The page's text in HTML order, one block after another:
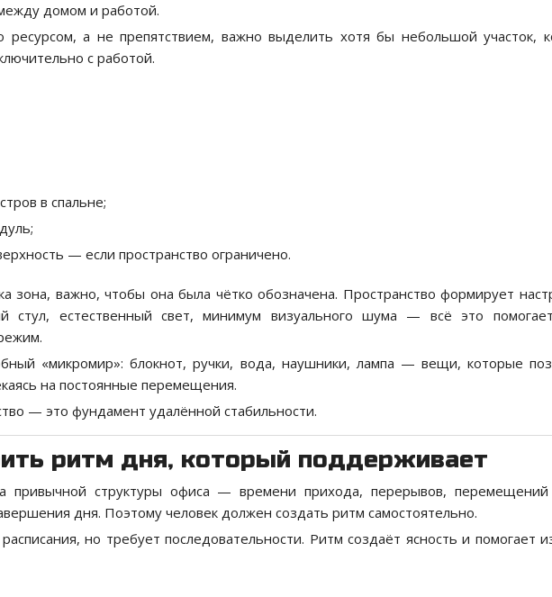
домом и работой.
ресурсом, а не препятствием, важно выделить хотя бы небольшой участок,
с работой.
в спальне;
— если пространство ограничено.
зона, важно, чтобы она была чётко обозначена. Пространство формирует
стул, естественный свет, минимум визуального шума — всё это
«микромир»: блокнот, ручки, вода, наушники, лампа — вещи, которые
на постоянные перемещения.
— это фундамент удалённой стабильности.
ритм дня, который поддерживает
привычной структуры офиса — времени прихода, перерывов,
дня. Поэтому человек должен создать ритм самостоятельно.
но требует последовательности. Ритм создаёт ясность и помогает